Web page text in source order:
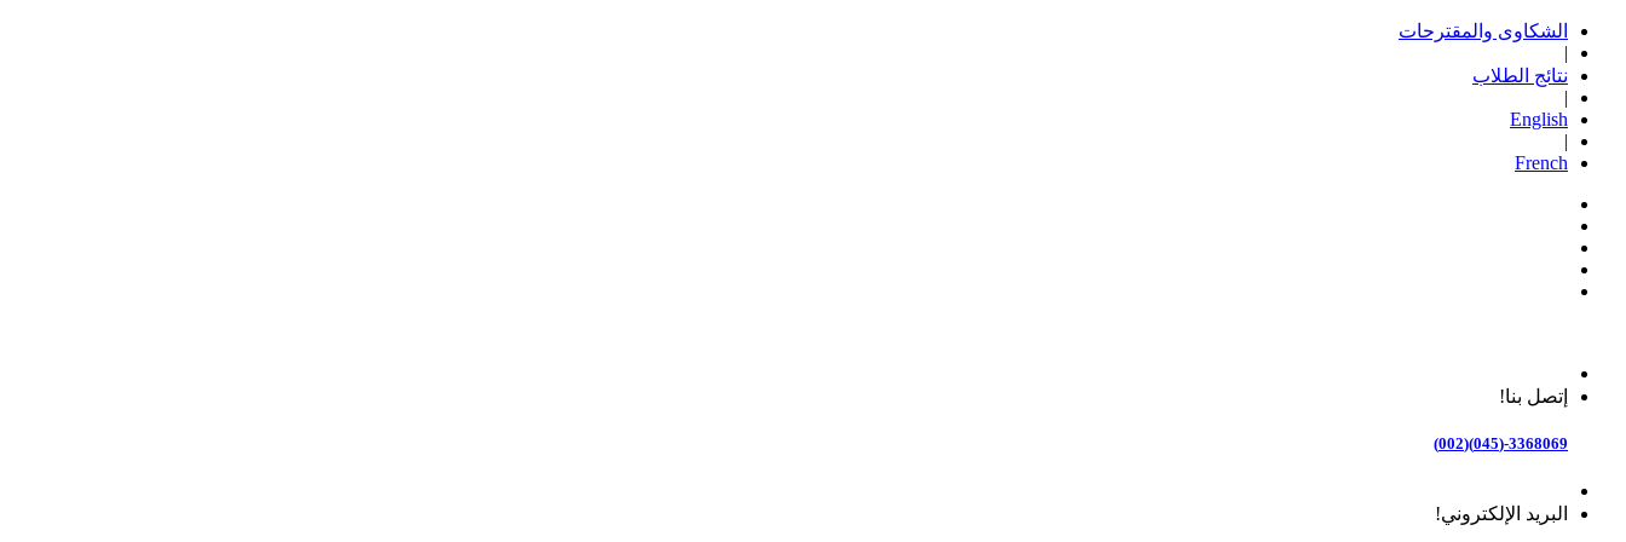
الشكاوى والمقترحات
|
نتائج الطلاب
|
English
|
French
إتصل بنا!
3368069-(045)(002)
البريد الإلكتروني!